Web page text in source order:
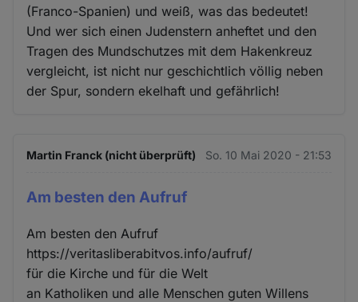
(Franco-Spanien) und weiß, was das bedeutet!
Und wer sich einen Judenstern anheftet und den
Tragen des Mundschutzes mit dem Hakenkreuz
vergleicht, ist nicht nur geschichtlich völlig neben
der Spur, sondern ekelhaft und gefährlich!
Martin Franck (nicht überprüft) So. 10 Mai 2020 - 21:53
Am besten den Aufruf
Am besten den Aufruf
https://veritasliberabitvos.info/aufruf/
für die Kirche und für die Welt
an Katholiken und alle Menschen guten Willens